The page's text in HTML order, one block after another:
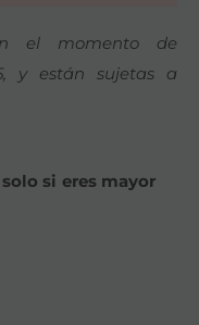
el momento de
y están sujetas a
si eres mayor